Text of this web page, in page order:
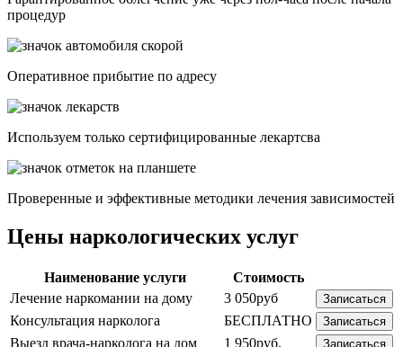
процедур
Опеpативное прибытие по адресу
Используем только сертифицированные лекартсва
Проверенные и эффективные методики лечения зависимостей
Цены наркологических услуг
Наименование услуги
Стоимость
Лечение наркомании на дому
3 050руб Записаться
Консультация нарколога БЕСПЛАТНО Записаться
Выезд врача-нарколога на дом 1 950руб. Записаться